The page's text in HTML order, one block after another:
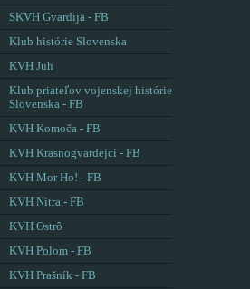
SKVH Gvardija - FB
Klub histórie Slovenska
KVH Juh
Klub priateľov vojenskej histórie
Slovenska - FB
KVH Komoča - FB
KVH Krasnogvardejci - FB
KVH Mor Ho! - FB
KVH Nitra - FB
KVH Ostrô
KVH Polom - FB
KVH Prašník - FB